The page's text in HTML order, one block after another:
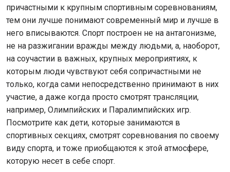
причастными к крупным спортивным соревнованиям,
тем они лучше понимают современный мир и лучше в
него вписываются. Спорт построен не на антагонизме,
не на разжигании вражды между людьми, а, наоборот,
на соучастии в важных, крупных мероприятиях, к
которым люди чувствуют себя сопричастными не
только, когда сами непосредственно принимают в них
участие, а даже когда просто смотрят трансляции,
например, Олимпийских и Паралимпийских игр.
Посмотрите как дети, которые занимаются в
спортивных секциях, смотрят соревнования по своему
виду спорта, и тоже приобщаются к этой атмосфере,
которую несет в себе спорт.